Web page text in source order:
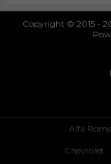
Copyright © 2015 -
Alfa
Chevrolet